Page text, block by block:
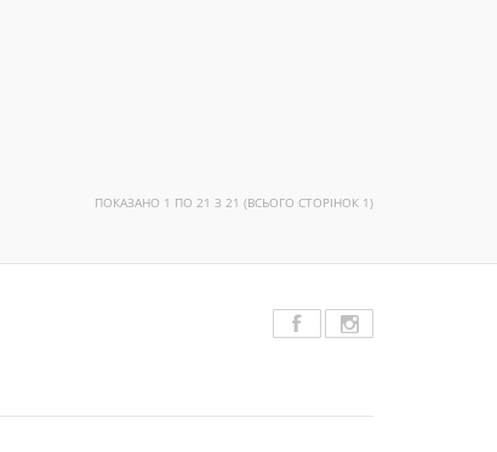
ПОКАЗАНО 1 ПО 21 З 21 (ВСЬОГО СТОРІНОК 1)